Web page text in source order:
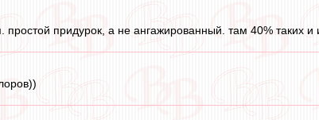
придурок, а не ангажированный. там 40% таких и